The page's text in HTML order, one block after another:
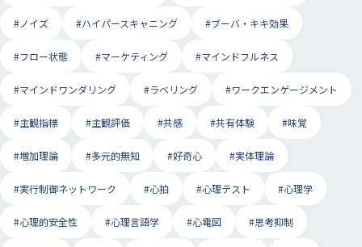
#ノイズ #ハイパースキャニング #ブーバ・キキ効果
#フロー状態 #マーケティング #マインドフルネス
#マインドワンダリング #ラベリング #ワークエンゲージメント
#主観指標 #主観評価 #共感 #共有体験 #味覚
#増加理論 #多元的無知 #好奇心 #実体理論
#実行制御ネットワーク #心拍 #心理テスト #心理学
#心理的安全性 #心理言語学 #心電図 #思考抑制